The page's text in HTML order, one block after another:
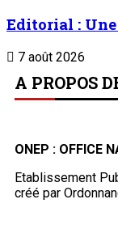
Editorial :
7 août 2026
A PROPOS
ONEP : OFFICE
Etablissement
créé par